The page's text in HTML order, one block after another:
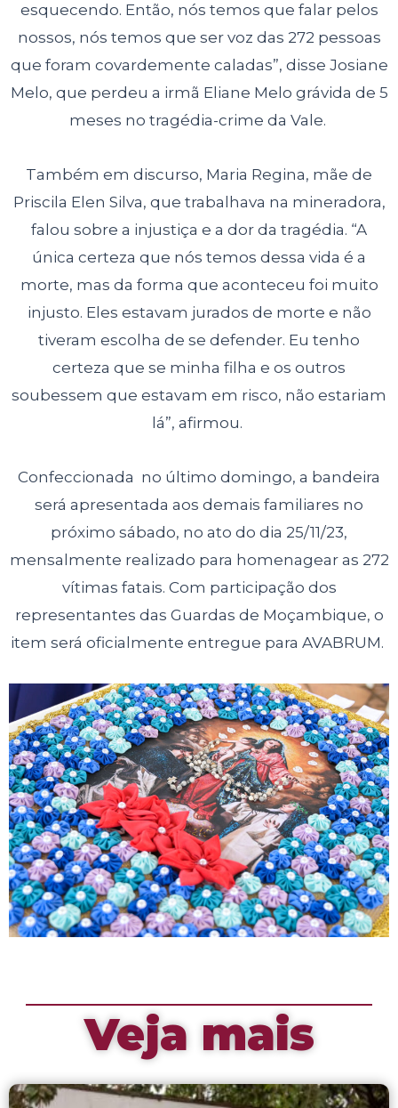
esquecendo. Então, nós temos que falar pelos
nossos, nós temos que ser voz das 272 pessoas
que foram covardemente caladas”, disse Josiane
Melo, que perdeu a irmã Eliane Melo grávida de 5
meses no tragédia-crime da Vale.
Também em discurso, Maria Regina, mãe de
Priscila Elen Silva, que trabalhava na mineradora,
falou sobre a injustiça e a dor da tragédia. “A
única certeza que nós temos dessa vida é a
morte, mas da forma que aconteceu foi muito
injusto. Eles estavam jurados de morte e não
tiveram escolha de se defender. Eu tenho
certeza que se minha filha e os outros
soubessem que estavam em risco, não estariam
lá”, afirmou.
Confeccionada no último domingo, a bandeira
será apresentada aos demais familiares no
próximo sábado, no ato do dia 25/11/23,
mensalmente realizado para homenagear as 272
vítimas fatais. Com participação dos
representantes das Guardas de Moçambique, o
item será oficialmente entregue para AVABRUM.
Veja mais